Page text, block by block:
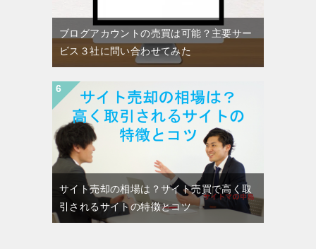
ブログアカウントの売買は可能？主要サー
ビス３社に問い合わせてみた
サイト売却の相場は？サイト売買で高く取
引されるサイトの特徴とコツ